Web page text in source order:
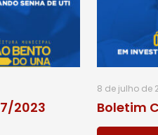
2023
8 de julho de
Boletim